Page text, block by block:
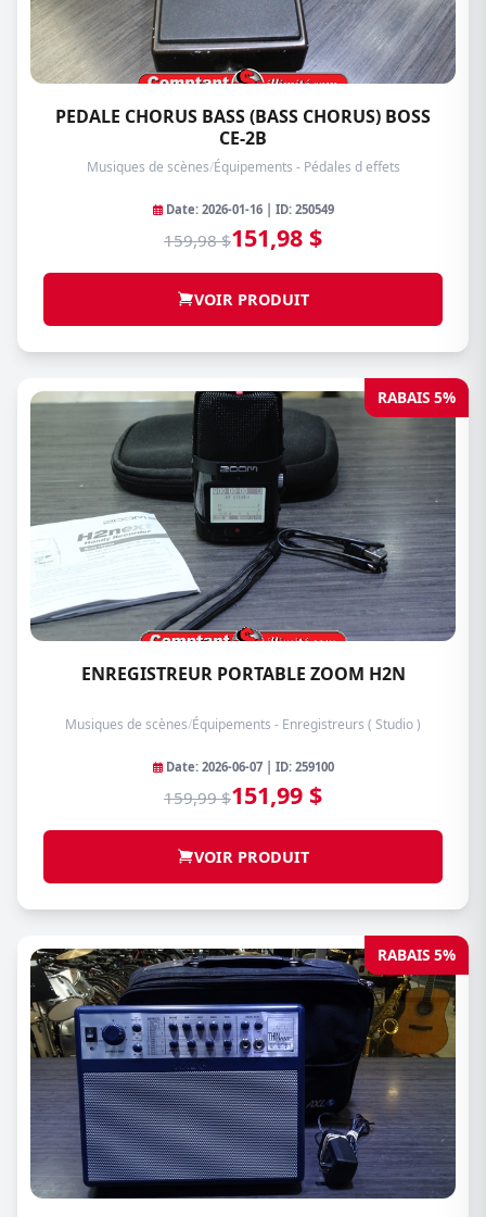
PEDALE CHORUS BASS (BASS CHORUS) BOSS
CE-2B
Musiques de scènes/Équipements - Pédales d effets
Date: 2026-01-16 | ID: 250549
159,98 $151,98 $
VOIR PRODUIT
RABAIS 5%
ENREGISTREUR PORTABLE ZOOM H2N
Musiques de scènes/Équipements - Enregistreurs ( Studio )
Date: 2026-06-07 | ID: 259100
159,99 $151,99 $
VOIR PRODUIT
RABAIS 5%